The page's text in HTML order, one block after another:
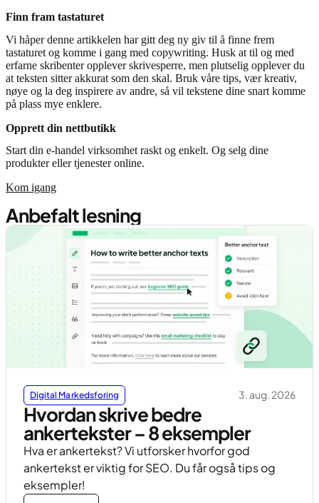
Finn fram tastaturet
Vi håper denne artikkelen har gitt deg ny giv til å finne frem
tastaturet og komme i gang med copywriting. Husk at til og med
erfarne skribenter opplever skrivesperre, men plutselig opplever du
at teksten sitter akkurat som den skal. Bruk våre tips, vær kreativ,
nøye og la deg inspirere av andre, så vil tekstene dine snart komme
på plass mye enklere.
Opprett din nettbutikk
Start din e-handel virksomhet raskt og enkelt. Og selg dine
produkter eller tjenester online.
Kom igang
Anbefalt lesning
Digital Markedsforing 3. aug. 2026
Hvordan skrive bedre
ankertekster – 8 eksempler
Hva er ankertekst? Vi utforsker hvorfor god
ankertekst er viktig for SEO. Du får også tips og
eksempler!